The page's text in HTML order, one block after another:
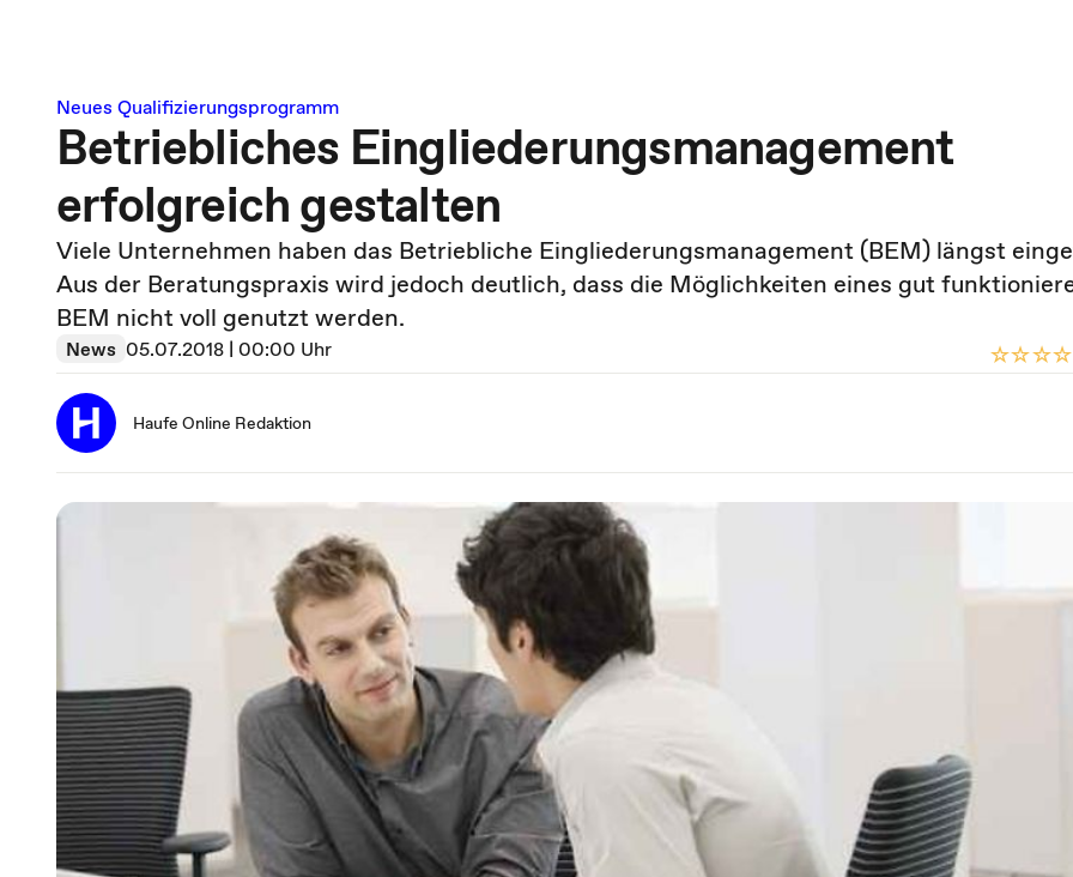
Neues Qualifizierungsprogramm
Betriebliches Eingliederungsmanagement
erfolgreich gestalten
Viele Unternehmen haben das Betriebliche Eingliederungsmanagement (BEM) längst
Aus der Beratungspraxis wird jedoch deutlich, dass die Möglichkeiten eines gut
BEM nicht voll genutzt werden.
News 05.07.2018 | 00:00 Uhr
Haufe Online Redaktion